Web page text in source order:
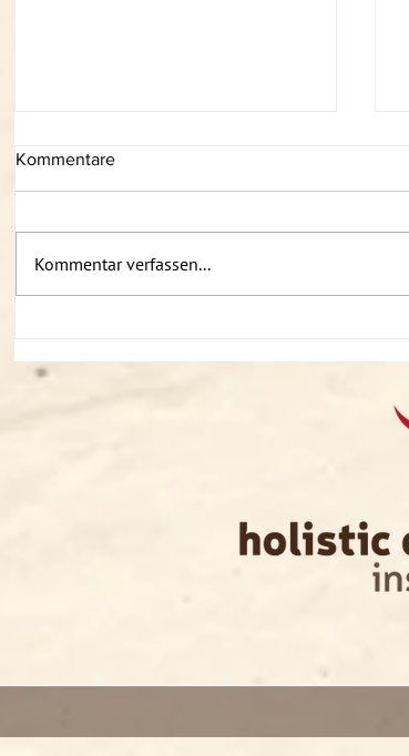
Kommentare
Kommentar verfassen...